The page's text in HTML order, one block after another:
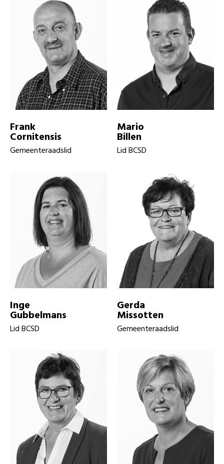
Frank
Cornitensis
Gemeenteraadslid
Mario
Billen
Lid BCSD
Inge
Gubbelmans
Lid BCSD
Gerda
Missotten
Gemeenteraadslid